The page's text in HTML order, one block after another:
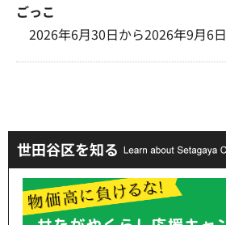
ごっこ
2026年6月30日から2026年9月6日
世田谷区を知る